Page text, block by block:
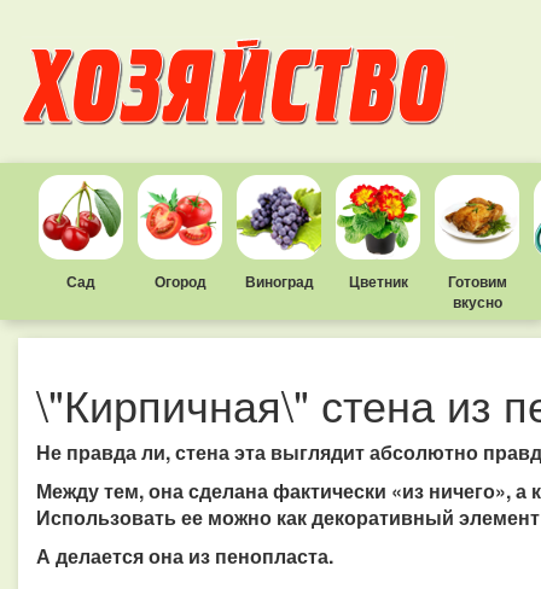
Сад Огород Виноград Цветник
Готовим
вкусно
\"Кирпичная\" стена из
Не правда ли, стена эта выглядит абсолютно
Между тем, она сделана фактически «из ничего»,
Использовать ее можно как декоративный
А делается она из пенопласта.